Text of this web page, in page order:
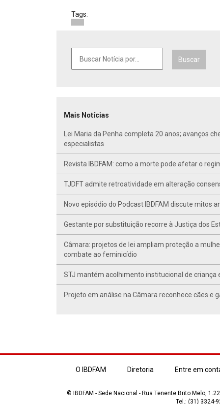
Tags:
Buscar
Mais Notícias
Lei Maria da Penha completa 20 anos; avanços
especialistas
Revista IBDFAM: como a morte pode afetar o
TJDFT admite retroatividade em alteração
Novo episódio do Podcast IBDFAM discute mitos
Gestante por substituição recorre à Justiça dos
Câmara: projetos de lei ampliam proteção a
combate ao feminicídio
STJ mantém acolhimento institucional de criança
Projeto em análise na Câmara reconhece cães e
O IBDFAM Diretoria Entre em
© IBDFAM - Sede Nacional - Rua Tenente Brito Melo,
Tel.: (31) 3324-